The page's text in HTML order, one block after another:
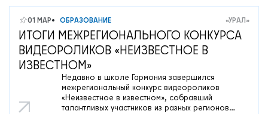
Обмен опытом
САШ ЮНЕСКО в РФ
Новости
Международные дни
Кафедры ЮНЕСКО РФ
01 МАР ОБРАЗОВАНИЕ «УРАЛ»
ИТОГИ МЕЖРЕГИОНАЛЬНОГО КОНКУРСА
ВИДЕОРОЛИКОВ «НЕИЗВЕСТНОЕ В
ИЗВЕСТНОМ»
Недавно в школе Гармония завершился
межрегиональный конкурс видеороликов
«Неизвестное в известном», собравший
талантливых участников из разных регионов